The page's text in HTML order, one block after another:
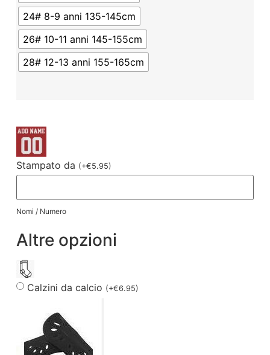
24# 8-9 anni 135-145cm
26# 10-11 anni 145-155cm
28# 12-13 anni 155-165cm
Stampato da (+€5.95)
Nomi / Numero
Altre opzioni
Calzini da calcio (+€6.95)